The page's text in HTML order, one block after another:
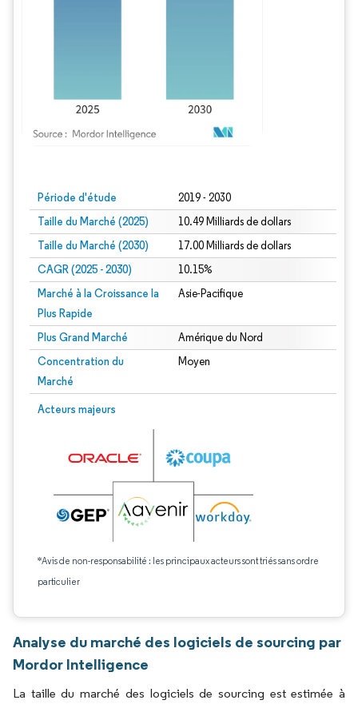
Période d'étude 2019 - 2030
Taille du Marché (2025) 10.49 Milliards de dollars
Taille du Marché (2030) 17.00 Milliards de dollars
CAGR (2025 - 2030) 10.15%
Marché à la Croissance la
Plus Rapide
Asie-Pacifique
Plus Grand Marché Amérique du Nord
Concentration du
Marché
Moyen
Acteurs majeurs
*Avis de non-responsabilité : les principaux acteurs sont triés sans ordre
particulier
Analyse du marché des logiciels de sourcing par
Mordor Intelligence
La taille du marché des logiciels de sourcing est estimée à